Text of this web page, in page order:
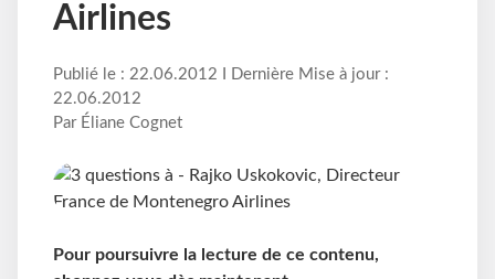
Airlines
Publié le : 22.06.2012 I Dernière Mise à jour :
22.06.2012
Par Éliane Cognet
Pour poursuivre la lecture de ce contenu,